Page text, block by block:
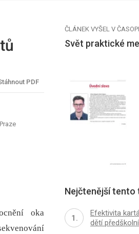
PDF
oka
ČLÁNEK VYŠEL V
Svět praktické
Nejčtenější tento
Efektivita
dětí